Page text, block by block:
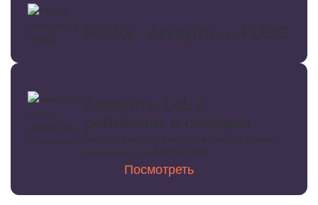
PUBG · Аккаунты с PUBG
Аккаунты LoL с
рейтингом и скинами
Большой выбор аккаунтов любого уровня -
безопасно, на ANYSQUAD
Посмотреть